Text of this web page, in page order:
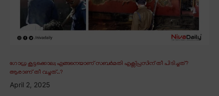
ഗോധ്ര കൂട്ടക്കൊല; എങ്ങനെയാണ് സബർമതി എക്സ്പ്രസിന് തീ പിടിച്ചത്?
ആരാണ് തീ വച്ചത്..?
April 2, 2025